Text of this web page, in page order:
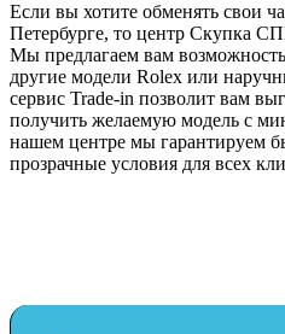
Если вы хотите обменять свои
Петербурге, то центр Скупка
Мы предлагаем вам
другие модели Rolex или
сервис Trade-in позволит вам
получить желаемую модель с
нашем центре мы гарантируем
прозрачные условия для всех